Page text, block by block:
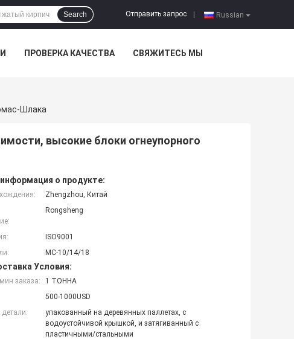
Russian
Отправить запрос
Search
ПРОВЕРКА КАЧЕСТВА СВЯЖИТЕСЬ МЫ
Шлака
высокие блоки огнеупорного
о продукте:
Zhengzhou, Китай
Rongsheng
ISO9001
MC-10/14/18
Условия:
заказа:
1 ТОННА
500-1000USD
упакованный на деревянных паллетах, с
водоустойчивой крышкой, и затягиванный с
пластичными/стальными